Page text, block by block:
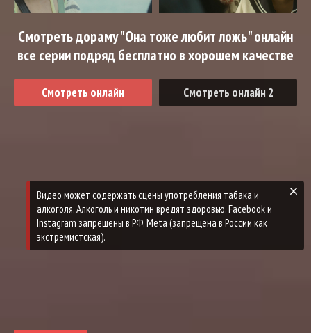
Смотреть дораму "Она тоже любит ложь" онлайн
все серии подряд бесплатно в хорошем качестве
Смотреть онлайн Смотреть онлайн 2
Видео может содержать сцены употребления табака и
алкоголя. Алкоголь и никотин вредят здоровью. Facebook и
Instagram запрещены в РФ. Meta (запрещена в России как
экстремистская).